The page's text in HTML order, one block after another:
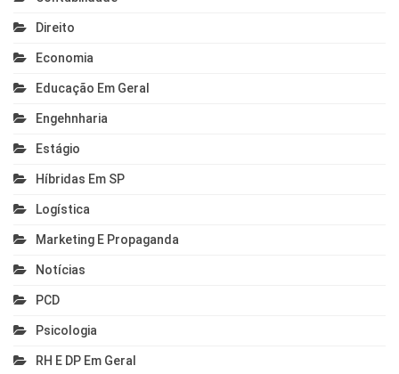
Direito
Economia
Educação Em Geral
Engehnharia
Estágio
Híbridas Em SP
Logística
Marketing E Propaganda
Notícias
PCD
Psicologia
RH E DP Em Geral